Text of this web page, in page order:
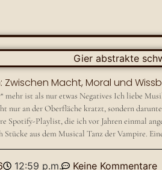
Zwischen Macht, Moral und
mehr ist als nur etwas Negatives Ich liebe
nur an der Oberfläche kratzt, sondern
Spotify-Playlist, die ich vor Jahren einmal
Stücke aus dem Musical Tanz der Vampire.
12:59 p.m. Keine Kommentare